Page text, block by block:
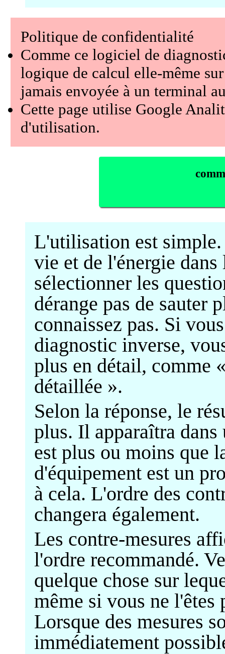
Politique de confidentialité
Comme ce logiciel de
logique de calcul elle-même
jamais envoyée à un terminal
Cette page utilise Google
d'utilisation.
L'utilisation est
vie et de l'énergie
sélectionner les
dérange pas de sauter
connaissez pas. Si
diagnostic inverse,
plus en détail, comme
détaillée ».
Selon la réponse, le
plus. Il apparaîtra
est plus ou moins que
d'équipement est un
à cela. L'ordre des
changera également.
Les contre-mesures
l'ordre recommandé.
quelque chose sur
même si vous ne l'êtes
Lorsque des mesures
immédiatement